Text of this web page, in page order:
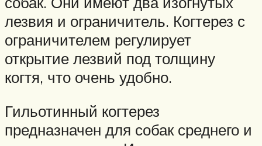
лезвия и ограничитель. Когтерез с
ограничителем регулирует
открытие лезвий под толщину
когтя, что очень удобно.
Гильотинный когтерез
предназначен для собак среднего и